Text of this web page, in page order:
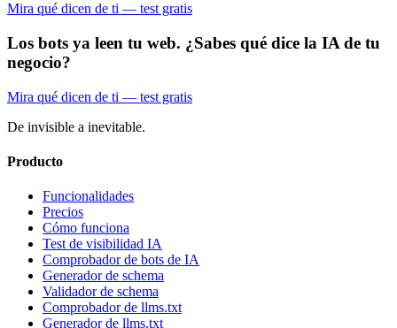
Mira qué dicen de ti — test gratis
Los bots ya leen tu web. ¿Sabes qué dice la IA de tu
negocio?
Mira qué dicen de ti — test gratis
De invisible a inevitable.
Producto
Funcionalidades
Precios
Cómo funciona
Test de visibilidad IA
Comprobador de bots de IA
Generador de schema
Validador de schema
Comprobador de llms.txt
Generador de llms.txt